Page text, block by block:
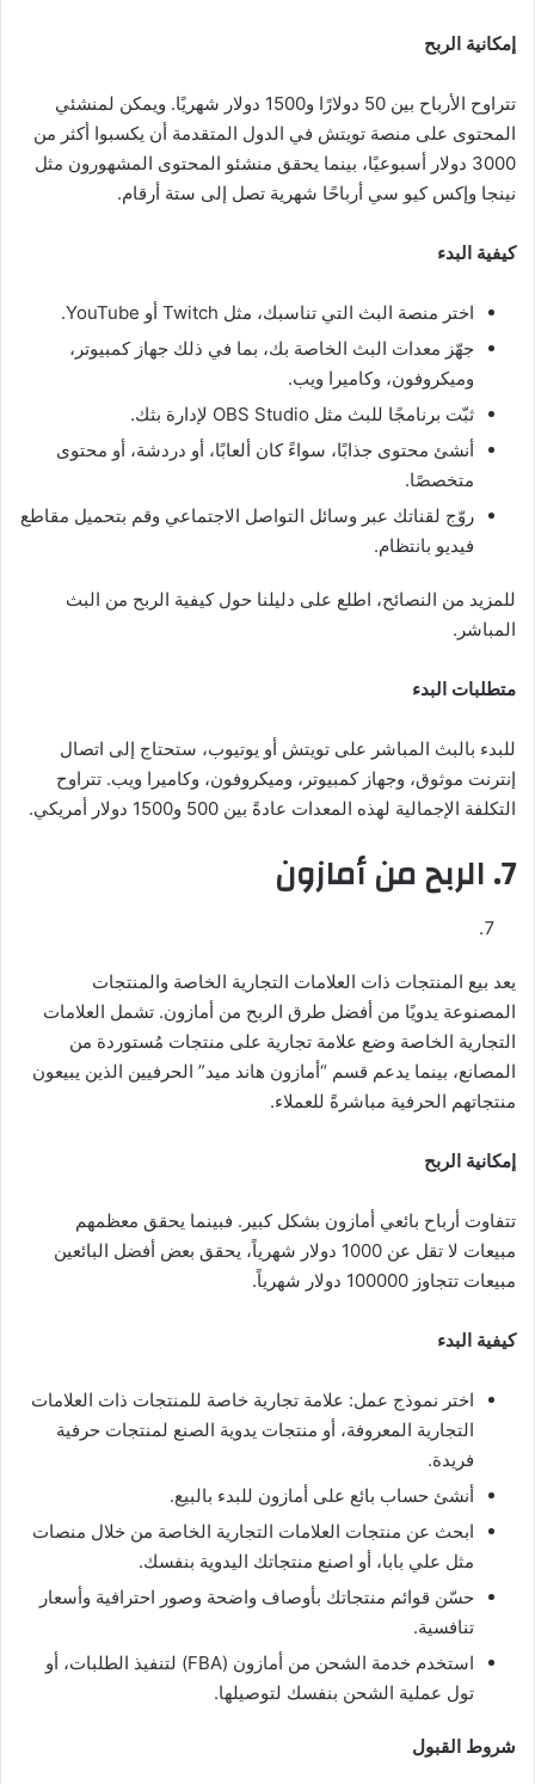
إمكانية الربح
تتراوح الأرباح بين 50 دولارًا و1500 دولار شهريًا. ويمكن لمنشئي
المحتوى على منصة تويتش في الدول المتقدمة أن يكسبوا أكثر من
3000 دولار أسبوعيًا، بينما يحقق منشئو المحتوى المشهورون مثل
نينجا وإكس كيو سي أرباحًا شهرية تصل إلى ستة أرقام.
كيفية البدء
اختر منصة البث التي تناسبك، مثل Twitch أو YouTube.
جهّز معدات البث الخاصة بك، بما في ذلك جهاز كمبيوتر،
وميكروفون، وكاميرا ويب.
ثبّت برنامجًا للبث مثل OBS Studio لإدارة بثك.
أنشئ محتوى جذابًا، سواءً كان ألعابًا، أو دردشة، أو محتوى
متخصصًا.
روّج لقناتك عبر وسائل التواصل الاجتماعي وقم بتحميل مقاطع
فيديو بانتظام.
للمزيد من النصائح، اطلع على دليلنا حول كيفية الربح من البث
المباشر.
متطلبات البدء
للبدء بالبث المباشر على تويتش أو يوتيوب، ستحتاج إلى اتصال
إنترنت موثوق، وجهاز كمبيوتر، وميكروفون، وكاميرا ويب. تتراوح
التكلفة الإجمالية لهذه المعدات عادةً بين 500 و1500 دولار أمريكي.
7. الربح من أمازون
يعد بيع المنتجات ذات العلامات التجارية الخاصة والمنتجات
المصنوعة يدويًا من أفضل طرق الربح من أمازون. تشمل العلامات
التجارية الخاصة وضع علامة تجارية على منتجات مُستوردة من
المصانع، بينما يدعم قسم “أمازون هاند ميد” الحرفيين الذين يبيعون
منتجاتهم الحرفية مباشرةً للعملاء.
إمكانية الربح
تتفاوت أرباح بائعي أمازون بشكل كبير. فبينما يحقق معظمهم
مبيعات لا تقل عن 1000 دولار شهرياً، يحقق بعض أفضل البائعين
مبيعات تتجاوز 100000 دولار شهرياً.
كيفية البدء
اختر نموذج عمل: علامة تجارية خاصة للمنتجات ذات العلامات
التجارية المعروفة، أو منتجات يدوية الصنع لمنتجات حرفية
فريدة.
أنشئ حساب بائع على أمازون للبدء بالبيع.
ابحث عن منتجات العلامات التجارية الخاصة من خلال منصات
مثل علي بابا، أو اصنع منتجاتك اليدوية بنفسك.
حسّن قوائم منتجاتك بأوصاف واضحة وصور احترافية وأسعار
تنافسية.
استخدم خدمة الشحن من أمازون (FBA) لتنفيذ الطلبات، أو
تول عملية الشحن بنفسك لتوصيلها.
شروط القبول